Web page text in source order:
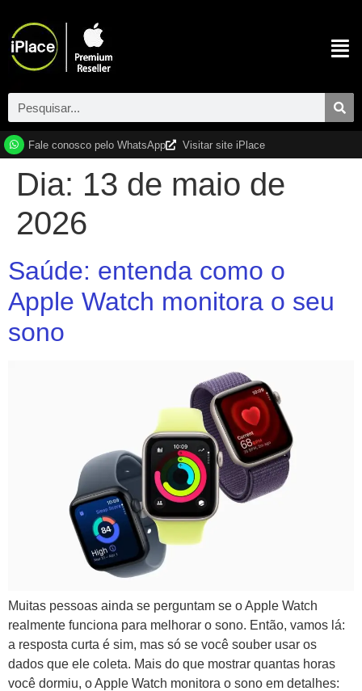
Fale conosco pelo WhatsApp Visitar site iPlace
Dia: 13 de maio de
2026
Saúde: entenda como o
Apple Watch monitora o seu
sono
Muitas pessoas ainda se perguntam se o Apple Watch
realmente funciona para melhorar o sono. Então, vamos lá:
a resposta curta é sim, mas só se você souber usar os
dados que ele coleta. Mais do que mostrar quantas horas
você dormiu, o Apple Watch monitora o sono em detalhes: